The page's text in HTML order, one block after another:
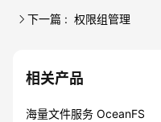
下一篇 : 权限组管理
相关产品
海量文件服务 OceanFS